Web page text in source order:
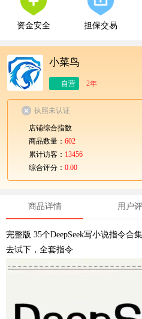
资金安全 担保交易
小菜鸟
自营 2年
执照未认证
店铺综合指数
商品数量： 602
累计访客： 13456
综合评分： 0.00
商品详情 用户
完整版 35个DeepSeek写小说指令合
去试下，全套指令